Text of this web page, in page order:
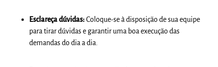
Esclareça dúvidas:Coloque-se à disposição de sua equipe
para tirar dúvidas e garantir uma boa execução das
demandas do dia a dia.